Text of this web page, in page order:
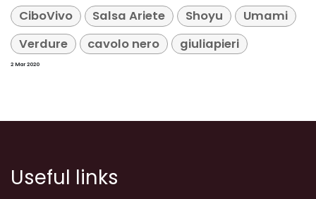
CiboVivo Salsa Ariete Shoyu
Umami
Verdure
cavolo nero giuliapieri
2 Mar 2020
Useful links